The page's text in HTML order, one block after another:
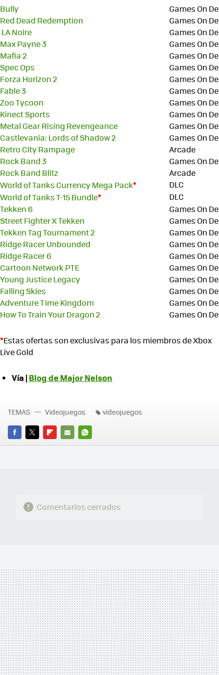
Bully
Games On
Red Dead Redemption
Games On
LA Noire
Games On
Max Payne 3
Games On
Mafia 2
Games On
Spec Ops
Games On
Forza Horizon 2
Games On
Fable 3
Games On
Zoo Tycoon
Games On
Kinect Sports
Games On
Metal Gear Rising Revengeance
Games On
Castlevania: Lords of Shadow 2
Games On
Retro City Rampage
Arcade
Rock Band 3
Games On
Rock Band Blitz
Arcade
World of Tanks Currency Mega Pack*
DLC
World of Tanks T-15 Bundle*
DLC
Tekken 6
Games On
Street Fighter X Tekken
Games On
Tekken Tag Tournament 2
Games On
Ridge Racer Unbounded
Games On
Ridge Racer 6
Games On
Cartoon Network PTE
Games On
Young Justice Legacy
Games On
Falling Skies
Games On
Adventure Time Kingdom
Games On
How To Train Your Dragon 2
Games On
*Estas ofertas son exclusivas para los miembros de Xbox
Live Gold
Vía |Blog de Major Nelson
FACEBOOK
TWITTERFLIPBOARD
E-
WHATSAPP
TEMAS Videojuegos videojuegos
Comentarios cerrados